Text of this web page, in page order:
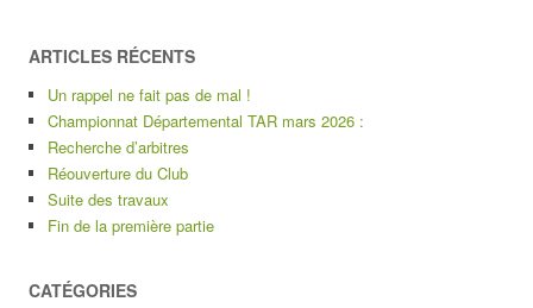
ARTICLES RÉCENTS
Un rappel ne fait pas de mal !
Championnat Départemental TAR mars 2026 :
Recherche d’arbitres
Réouverture du Club
Suite des travaux
Fin de la première partie
CATÉGORIES